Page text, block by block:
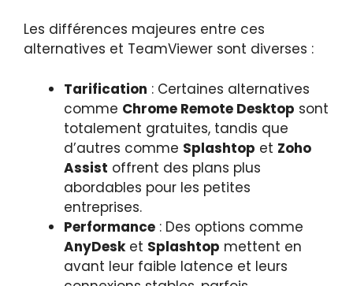
Les différences majeures entre ces
alternatives et TeamViewer sont diverses :
Tarification : Certaines alternatives
comme Chrome Remote Desktop sont
totalement gratuites, tandis que
d’autres comme Splashtop et Zoho
Assist offrent des plans plus
abordables pour les petites
entreprises.
Performance : Des options comme
AnyDesket Splashtop mettent en
avant leur faible latence et leurs